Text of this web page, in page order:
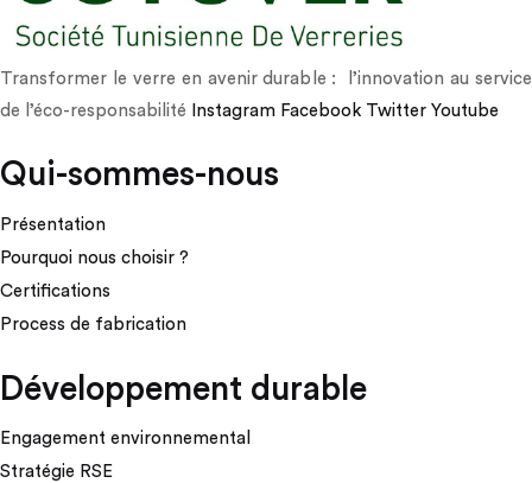
Transformer le verre en avenir durable : l’innovation au service
de l’éco-responsabilité
Instagram Facebook Twitter Youtube
Qui-sommes-nous
Présentation
Pourquoi nous choisir ?
Certifications
Process de fabrication
Développement durable
Engagement environnemental
Stratégie RSE